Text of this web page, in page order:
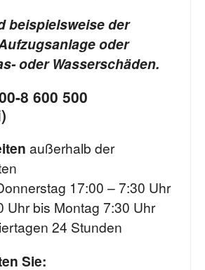
beispielsweise der
oder
oder Wasserschäden.
8 600 500
außerhalb der
17:00 – 7:30 Uhr
Uhr bis Montag 7:30 Uhr
24 Stunden
Sie: